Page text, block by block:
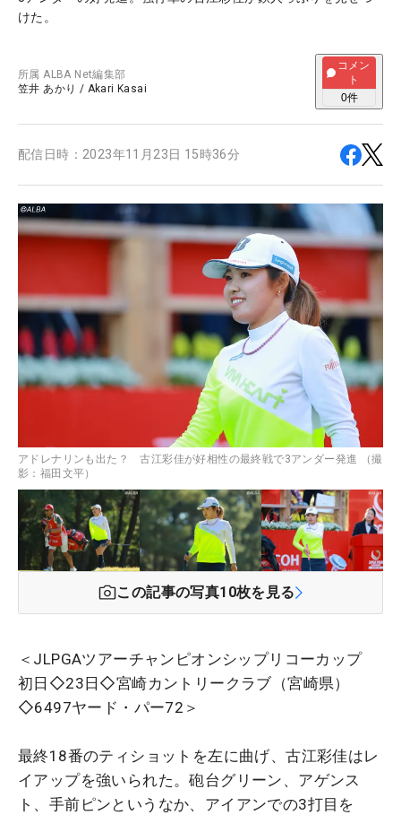
けた。
所属ALBA Net編集部
笠井 あかり / Akari Kasai
コメン
ト
0件
配信日時： 2023年11月23日 15時36分
アドレナリンも出た？ 古江彩佳が好相性の最終戦で3アンダー発進 （撮
影：福田文平）
この記事の写真10枚を見る
＜JLPGAツアーチャンピオンシップリコーカップ
初日◇23日◇宮崎カントリークラブ（宮崎県）
◇6497ヤード・パー72＞
最終18番のティショットを左に曲げ、古江彩佳はレ
イアップを強いられた。砲台グリーン、アゲンス
ト、手前ピンというなか、アイアンでの3打目を